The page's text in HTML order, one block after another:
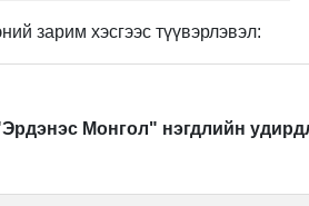
зарим хэсгээс түүвэрлэвэл:
Монгол" нэгдлийн